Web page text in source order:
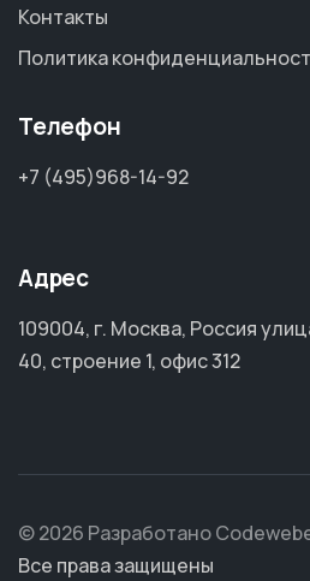
Контакты
Политика
Телефон
+7 (495)968-14-92
Адрес
109004, г. Москва, Россия
40, строение 1, офис 312
© 2026 Разработано
Все права защищены